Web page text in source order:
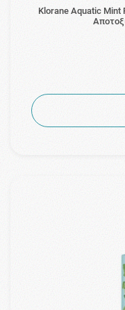
Klorane Aquatic